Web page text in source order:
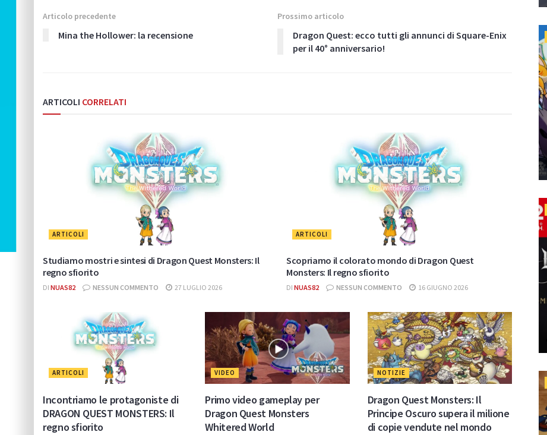
Articolo precedente
Mina the Hollower: la recensione
Prossimo articolo
Dragon Quest: ecco tutti gli annunci di Square-Enix
per il 40° anniversario!
ARTICOLI CORRELATI
ARTICOLI
Studiamo mostri e sintesi di Dragon Quest Monsters: Il
regno sfiorito
DI NUAS82 NESSUN COMMENTO 27 LUGLIO 2026
ARTICOLI
Scopriamo il colorato mondo di Dragon Quest
Monsters: Il regno sfiorito
DI NUAS82 NESSUN COMMENTO 16 GIUGNO 2026
ARTICOLI
Incontriamo le protagoniste di
DRAGON QUEST MONSTERS: Il
regno sfiorito
VIDEO
Primo video gameplay per
Dragon Quest Monsters
Whitered World
NOTIZIE
Dragon Quest Monsters: Il
Principe Oscuro supera il milione
di copie vendute nel mondo